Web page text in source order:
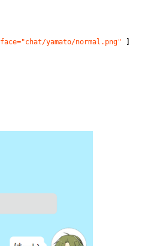
face="chat/yamato/normal.png" ]